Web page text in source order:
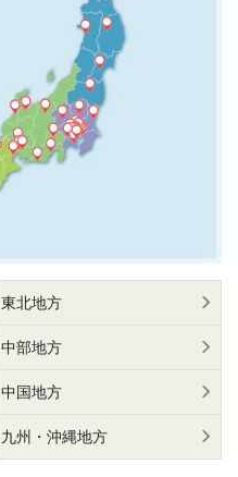
東北地方
中部地方
中国地方
九州・沖縄地方